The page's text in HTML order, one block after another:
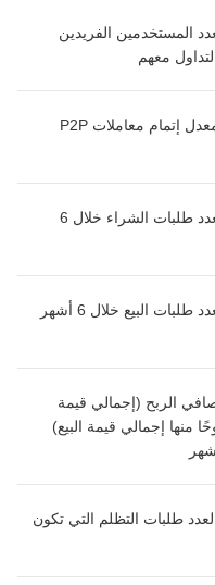
المستخدمين الفريدين
معهم
الحد الأدنى لمعدل إتمام معاملات P2P
الحد الأدنى لعدد طلبات الشراء خلال 6
طلبات البيع خلال 6 أشهر
الربح (إجمالي قيمة
منها إجمالي قيمة البيع)
طلبات التظلم التي تكون